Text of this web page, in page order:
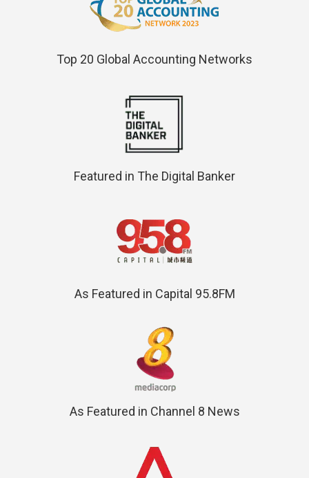
Top 20 Global Accounting Networks
Featured in The Digital Banker
As Featured in Capital 95.8FM
As Featured in Channel 8 News